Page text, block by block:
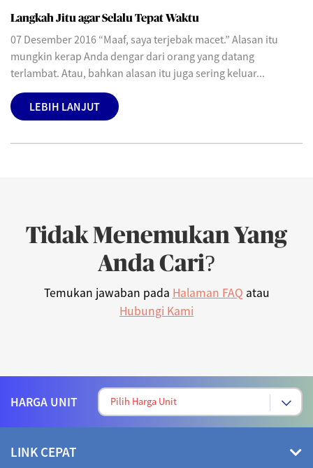
Langkah Jitu agar Selalu Tepat Waktu
07 Desember 2016 “Maaf, saya terjebak macet.” Alasan itu
mungkin kerap Anda dengar dari orang yang datang
terlambat. Atau, bahkan alasan itu juga sering keluar...
LEBIH LANJUT
Tidak Menemukan Yang
Anda Cari?
Temukan jawaban pada Halaman FAQ atau
Hubungi Kami
HARGA UNIT
LINK CEPAT